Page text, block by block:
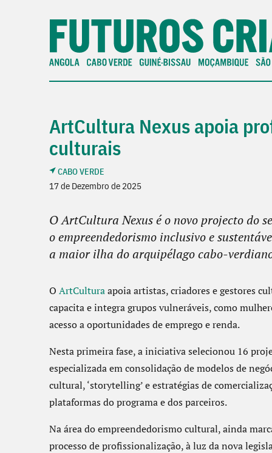
ArtCultura Nexus apoia
culturais
CABO VERDE
17 de Dezembro de 2025
O ArtCultura Nexus é o novo projecto do
o empreendedorismo inclusivo e
a maior ilha do arquipélago cabo-
O ArtCulturaapoia artistas, criadores e gestores
capacita e integra grupos vulneráveis, como
acesso a oportunidades de emprego e renda.
Nesta primeira fase, a iniciativa selecionou 16
especializada em consolidação de modelos de
cultural, ‘storytelling’ e estratégias de
plataformas do programa e dos parceiros.
Na área do empreendedorismo cultural, ainda
processo de profissionalização, à luz da nova